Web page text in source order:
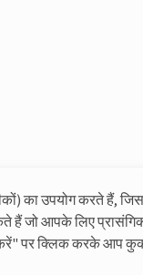
अधिक जानकारी
का उपयोग करते हैं,
जो आपके लिए
करें" पर क्लिक करके आप